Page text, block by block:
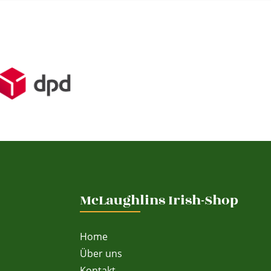
McLaughlins Irish-Shop
Home
Über uns